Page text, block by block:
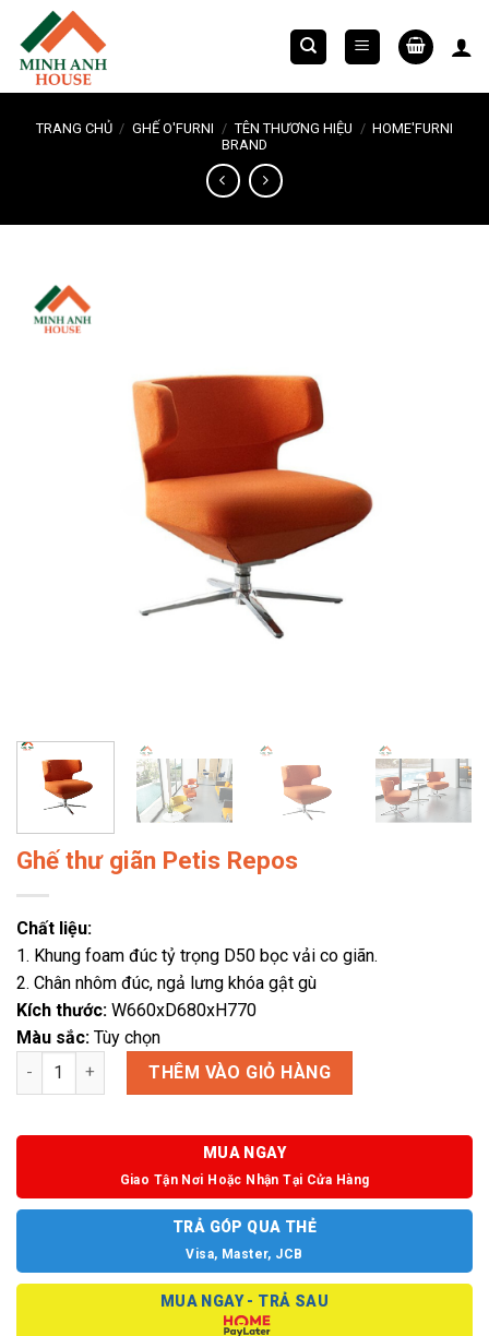
Chuyển
đến
nội
dung
TRANG CHỦ / GHẾ O'FURNI / TÊN THƯƠNG HIỆU / HOME'FURNI
BRAND
Ghế thư giãn Petis Repos
Chất liệu:
1. Khung foam đúc tỷ trọng D50 bọc vải co giãn.
2. Chân nhôm đúc, ngả lưng khóa gật gù
Kích thước: W660xD680xH770
Màu sắc: Tùy chọn
Ghế thư giãn Petis Repos số lượng
THÊM VÀO GIỎ HÀNG
MUA NGAY
Giao Tận Nơi Hoặc Nhận Tại Cửa Hàng
TRẢ GÓP QUA THẺ
Visa, Master, JCB
MUA NGAY - TRẢ SAU